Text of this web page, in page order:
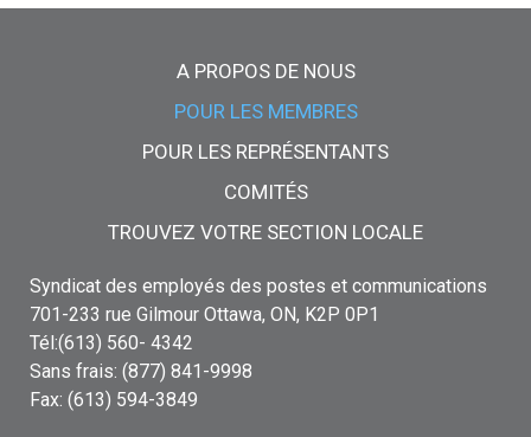
A PROPOS DE NOUS
POUR LES MEMBRES
POUR LES REPRÉSENTANTS
COMITÉS
TROUVEZ VOTRE SECTION LOCALE
Syndicat des employés des postes et communications
701-233 rue Gilmour Ottawa, ON, K2P 0P1
Tél:(613) 560- 4342
Sans frais: (877) 841-9998
Fax: (613) 594-3849